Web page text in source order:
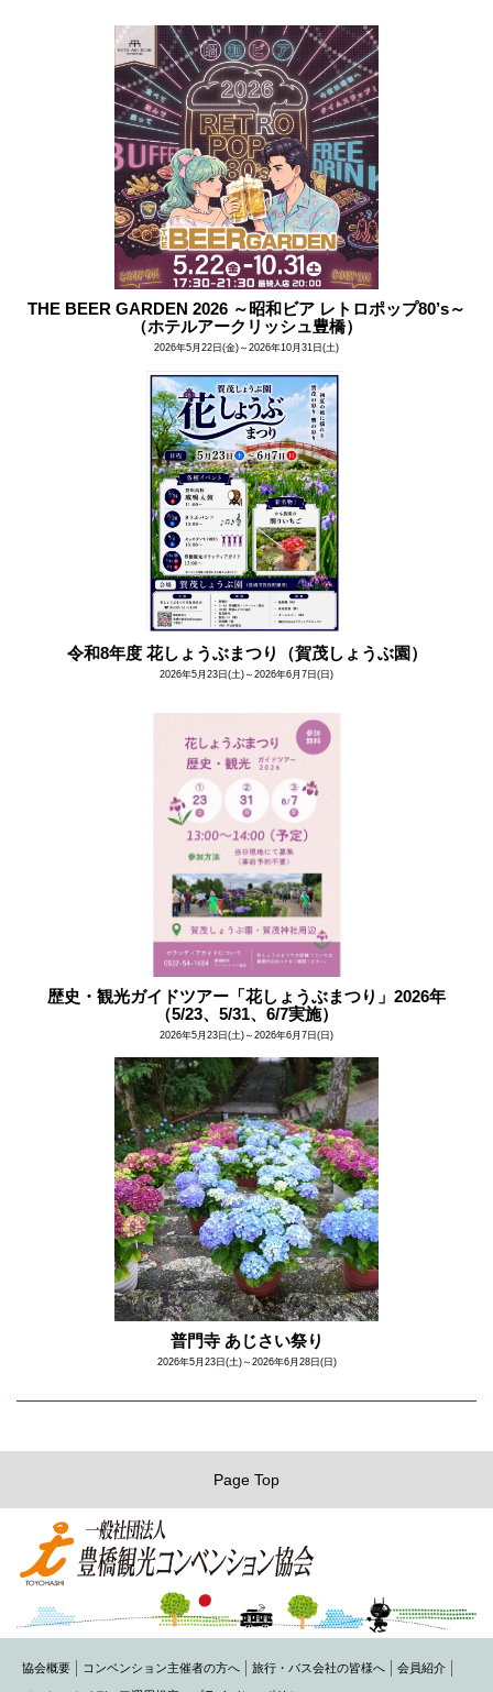
THE BEER GARDEN 2026 ～昭和ビア レトロポップ80’s～
（ホテルアークリッシュ豊橋）
2026年5月22日(金)～2026年10月31日(土)
令和8年度 花しょうぶまつり（賀茂しょうぶ園）
2026年5月23日(土)～2026年6月7日(日)
歴史・観光ガイドツアー「花しょうぶまつり」2026年
（5/23、5/31、6/7実施）
2026年5月23日(土)～2026年6月7日(日)
普門寺 あじさい祭り
2026年5月23日(土)～2026年6月28日(日)
Page Top
協会概要 コンベンション主催者の方へ 旅行・バス会社の皆様へ 会員紹介